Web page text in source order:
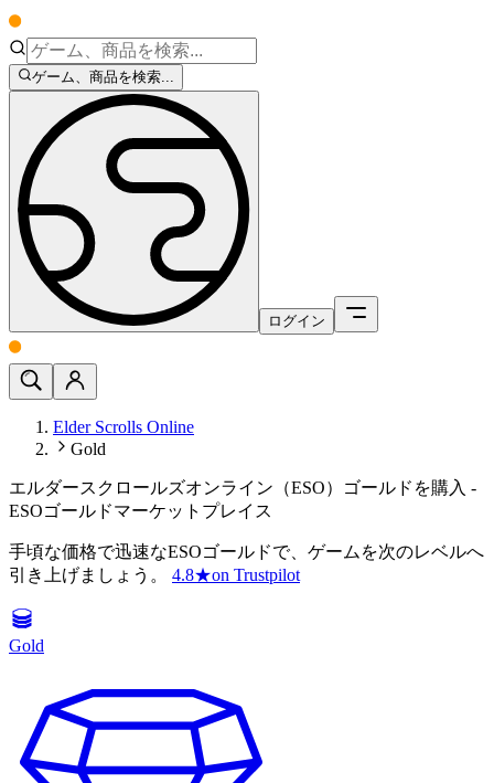
ゲーム、商品を検索...
ログイン
Elder Scrolls Online
Gold
エルダースクロールズオンライン（ESO）ゴールドを購入 -
ESOゴールドマーケットプレイス
手頃な価格で迅速なESOゴールドで、ゲームを次のレベルへ
引き上げましょう。
4.8★on Trustpilot
Gold